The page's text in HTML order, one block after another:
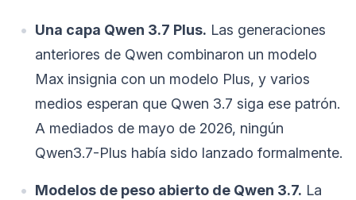
Una capa Qwen 3.7 Plus. Las generaciones
anteriores de Qwen combinaron un modelo
Max insignia con un modelo Plus, y varios
medios esperan que Qwen 3.7 siga ese patrón.
A mediados de mayo de 2026, ningún
Qwen3.7-Plus había sido lanzado formalmente.
Modelos de peso abierto de Qwen 3.7. La